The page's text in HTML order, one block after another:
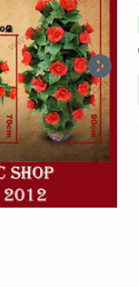
Túi xé ra chim
100,000 vnđ